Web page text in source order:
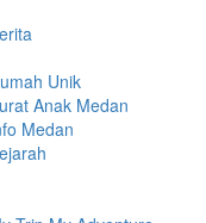
Unik
Anak Medan
Medan